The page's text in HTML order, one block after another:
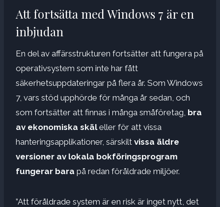
Att fortsätta med Windows 7 är en
inbjudan
En del av affärsstrukturen fortsätter att fungera på
operativsystem som inte har fått
säkerhetsuppdateringar på flera år. Som Windows
7, vars stöd upphörde för många år sedan, och
som fortsätter att finnas i många småföretag, bra
av ekonomiska skäleller för att vissa
hanteringsapplikationer, särskilt vissa äldre
versioner av lokala bokföringsprogram
fungerar bara på redan föråldrade miljöer.
”Att föråldrade system är en risk är inget nytt, det